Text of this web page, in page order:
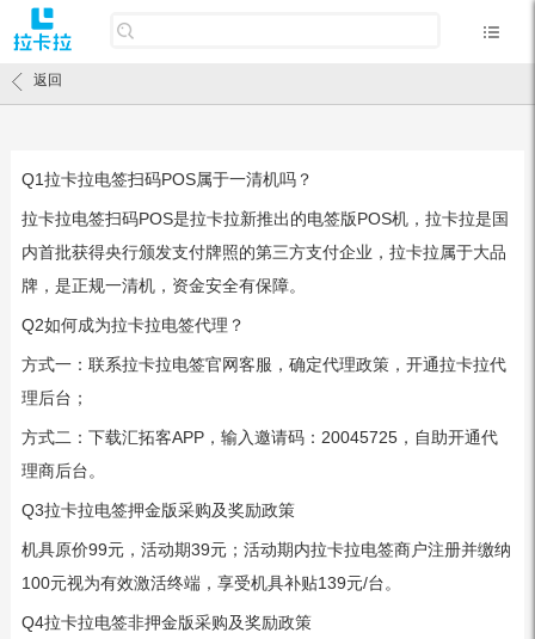
返回
Q1拉卡拉电签扫码POS属于一清机吗？
拉卡拉电签扫码POS是拉卡拉新推出的电签版POS机，拉卡拉是国
内首批获得央行颁发支付牌照的第三方支付企业，拉卡拉属于大品
牌，是正规一清机，资金安全有保障。
Q2如何成为拉卡拉电签代理？
方式一：联系拉卡拉电签官网客服，确定代理政策，开通拉卡拉代
理后台；
方式二：下载汇拓客APP，输入邀请码：20045725，自助开通代
理商后台。
Q3拉卡拉电签押金版采购及奖励政策
机具原价99元，活动期39元；活动期内拉卡拉电签商户注册并缴纳
100元视为有效激活终端，享受机具补贴139元/台。
Q4拉卡拉电签非押金版采购及奖励政策